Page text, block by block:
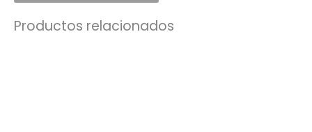
Productos relacionados